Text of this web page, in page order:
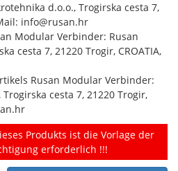
d.o.o., Trogirska cesta 7,
info@rusan.hr
Modular Verbinder: Rusan
cesta 7, 21220 Trogir, CROATIA,
Rusan Modular Verbinder:
cesta 7, 21220 Trogir,
Produkts ist die Vorlage der
erforderlich !!!